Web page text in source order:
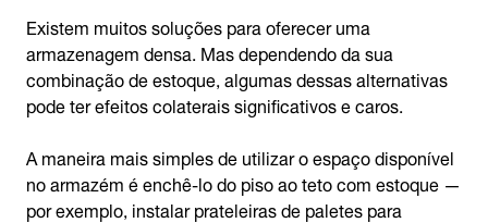
Existem muitos soluções para oferecer uma
armazenagem densa. Mas dependendo da sua
combinação de estoque, algumas dessas alternativas
pode ter efeitos colaterais significativos e caros.
A maneira mais simples de utilizar o espaço disponível
no armazém é enchê-lo do piso ao teto com estoque —
por exemplo, instalar prateleiras de paletes para